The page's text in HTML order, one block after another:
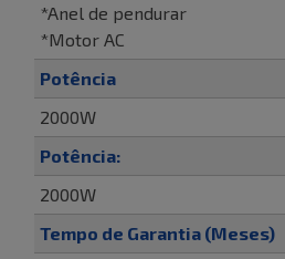
*Anel de pendurar
*Motor AC
Potência
2000W
Potência:
2000W
Tempo de Garantia (Meses)